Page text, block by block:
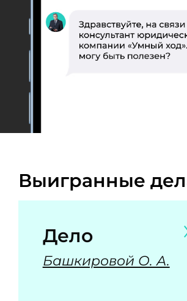
Выигранные
Дело
Башкировой О. А.